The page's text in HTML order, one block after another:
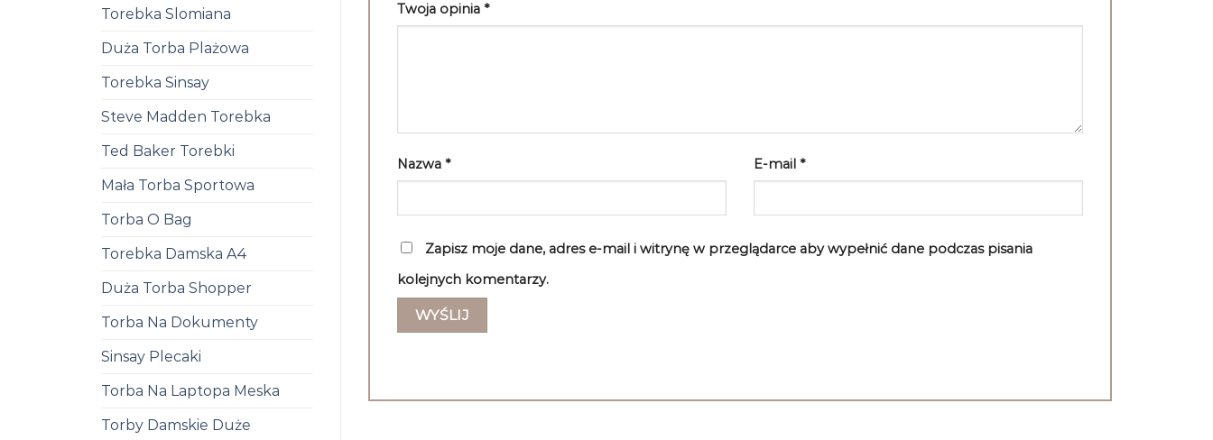
Torebka Slomiana
Duża Torba Plażowa
Torebka Sinsay
Steve Madden Torebka
Ted Baker Torebki
Mała Torba Sportowa
Torba O Bag
Torebka Damska A4
Duża Torba Shopper
Torba Na Dokumenty
Sinsay Plecaki
Torba Na Laptopa Meska
Torby Damskie Duże
Twoja opinia *
Nazwa * E-mail *
Zapisz moje dane, adres e-mail i witrynę w przeglądarce aby wypełnić dane podczas pisania
kolejnych komentarzy.